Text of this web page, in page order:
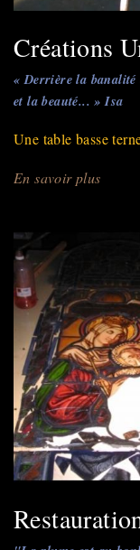
Créations
« Derrière la banalité
et la beauté... » Isa
Une table basse
En savoir plus